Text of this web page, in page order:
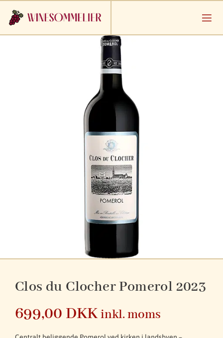
Clos du Clocher Pomerol 2023
699,00 DKKinkl. moms